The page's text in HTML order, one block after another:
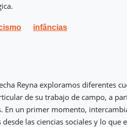
infâncias
Reyna exploramos diferentes
de su trabajo de campo, a
En un primer momento,
las ciencias sociales y lo que